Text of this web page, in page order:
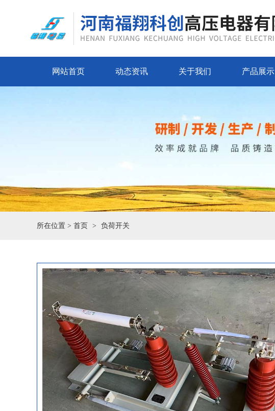
网站首页 动态资讯 关于我们 产品展示
所在位置 > 首页 负荷开关